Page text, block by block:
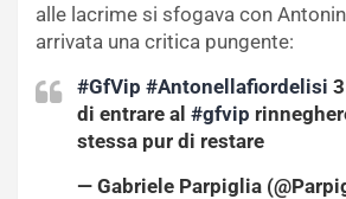
alle lacrime si sfogava con
arrivata una critica pungente:
#GfVip #Antonellafiordelisi
di entrare al #gfvip
stessa pur di restare
— Gabriele Parpiglia